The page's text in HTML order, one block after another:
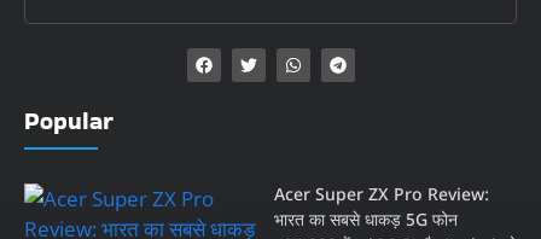
Popular
Acer Super ZX Pro Review:
भारत का सबसे धाकड़ 5G फोन